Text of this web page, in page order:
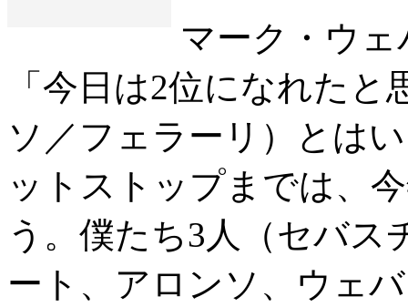
マーク・ウェ
「今日は2位になれた
ソ／フェラーリ）とは
ットストップまでは、
う。僕たち3人（セバス
ート、アロンソ、ウェ